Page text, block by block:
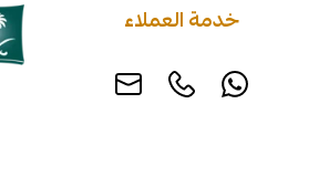
خدمة العملاء